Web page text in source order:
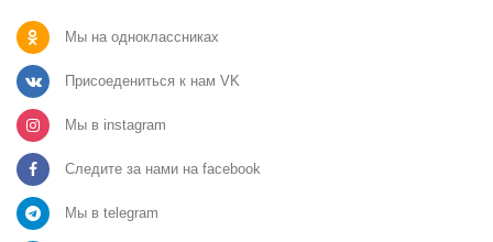
Мы на одноклассниках
Присоедениться к нам VK
Мы в instagram
Следите за нами на facebook
Мы в telegram